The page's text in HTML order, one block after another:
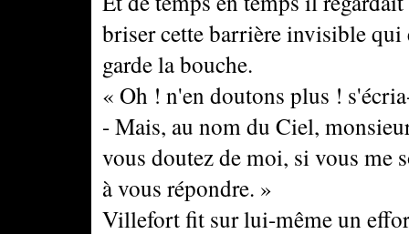
briser cette barrière invisible qui
garde la bouche.
« Oh ! n'en doutons plus !
- Mais, au nom du Ciel,
vous doutez de moi, si vous me
à vous répondre. »
Villefort fit sur lui-même un